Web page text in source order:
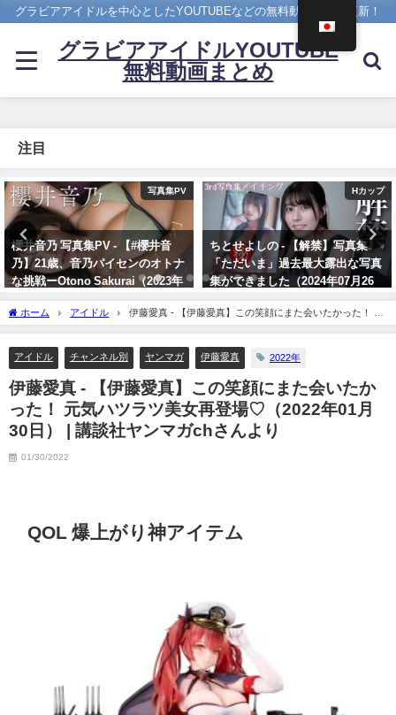
グラビアアイドルを中心としたYOUTUBEなどの無料動画を日々更新！
グラビアアイドルYOUTUBE
無料動画まとめ
注目
Hカップ
ちとせよしの - 【解禁】写真集
「ただいま」過去最大露出な写真
集ができました（2024年07月26
日） | よしのんチャンネルさんよ
り
ヤンジャン
雪平莉左 -【4Kムービーグラビ
ア】２週連続表紙！令和最高の美
ボディ・雪平莉左ちゃんが"微笑
みの国"タイで魅せる女神の微笑
み！カラフルでビビッドな水着撮
影に最高画質で没入密着！【メイ
キング】（2023年07月06日） | ヤ
ンジャンTV【集英社ヤングジャ
ンプ公式】さんより
07/06/2023
ホーム アイドル
伊藤愛真 - 【伊藤愛真】この笑顔にまた会いたかった！ 元
気ハツラツ美女再登場♡（2022年01月30日） | 講談社ヤンマガchさんより
アイドル チャンネル別 ヤンマガ 伊藤愛真 2022年
伊藤愛真 - 【伊藤愛真】この笑顔にまた会いたか
った！ 元気ハツラツ美女再登場♡（2022年01月
30日） | 講談社ヤンマガchさんより
01/30/2022
QOL 爆上がり神アイテム